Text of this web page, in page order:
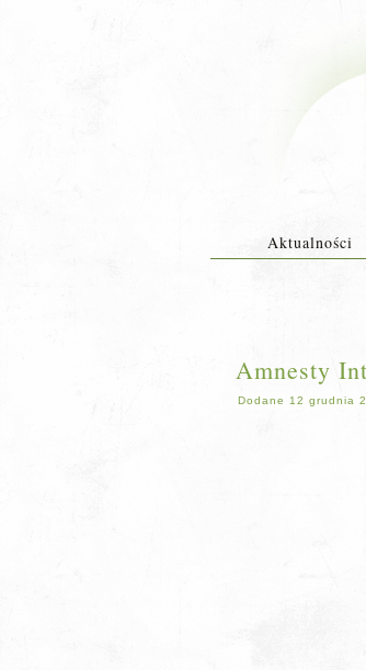
Aktualności
Amnesty
Dodane 12 grudnia